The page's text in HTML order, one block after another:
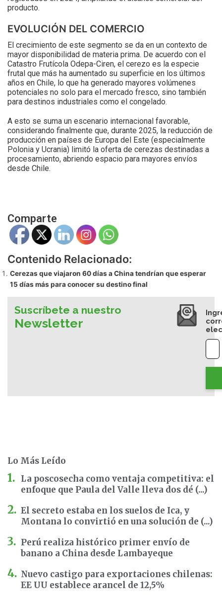
Comparte
Contenido Relacionado:
Cerezas que viajaron 60 días a China tendrían que esperar
15 días más para conocer su destino final
producto.
EVOLUCIÓN DEL COMERCIO
El crecimiento de este segmento se da en un contexto de
mayor disponibilidad de materia prima. De acuerdo con el
Catastro Frutícola Odepa-Ciren, el cerezo es la especie
frutal que más ha aumentado su superficie en los últimos
años en Chile, lo que ha generado mayores volúmenes
potenciales no solo para el mercado fresco, sino también
para destinos industriales como el congelado.
A esto se suma un escenario internacional favorable,
considerando finalmente que, durante 2025, la reducción de
producción en países de Europa del Este (especialmente
Polonia y Ucrania) limitó la oferta de cerezas destinadas a
procesamiento, abriendo espacio para mayores envíos
desde Chile.
Suscríbete a nuestro
Newsletter
Lo Más Leído
La poscosecha como ventaja competitiva: el
enfoque que Paula del Valle lleva dos dé (...)
El secreto estaba en los suelos de Ica, y
Montana lo convirtió en una solución de (...)
Perú realiza histórico primer envío de
banano a China desde Lambayeque
Nuevo castigo para exportaciones chilenas:
EE UU establece arancel de 12,5%